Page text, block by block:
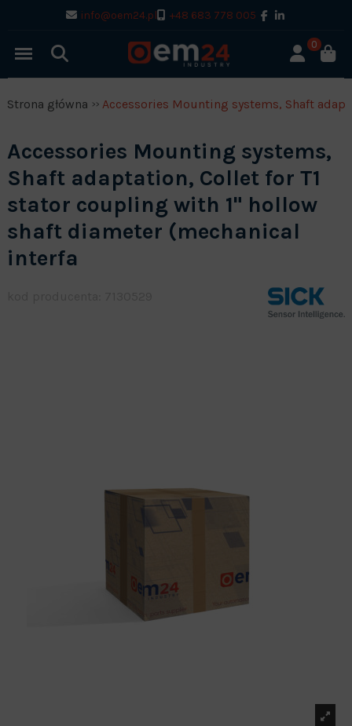
info@oem24.pl +48 683 778 005
0
Strona główna Accessories Mounting systems, Shaft
Accessories Mounting systems,
Shaft adaptation, Collet for T1
stator coupling with 1" hollow
shaft diameter (mechanical
interfa